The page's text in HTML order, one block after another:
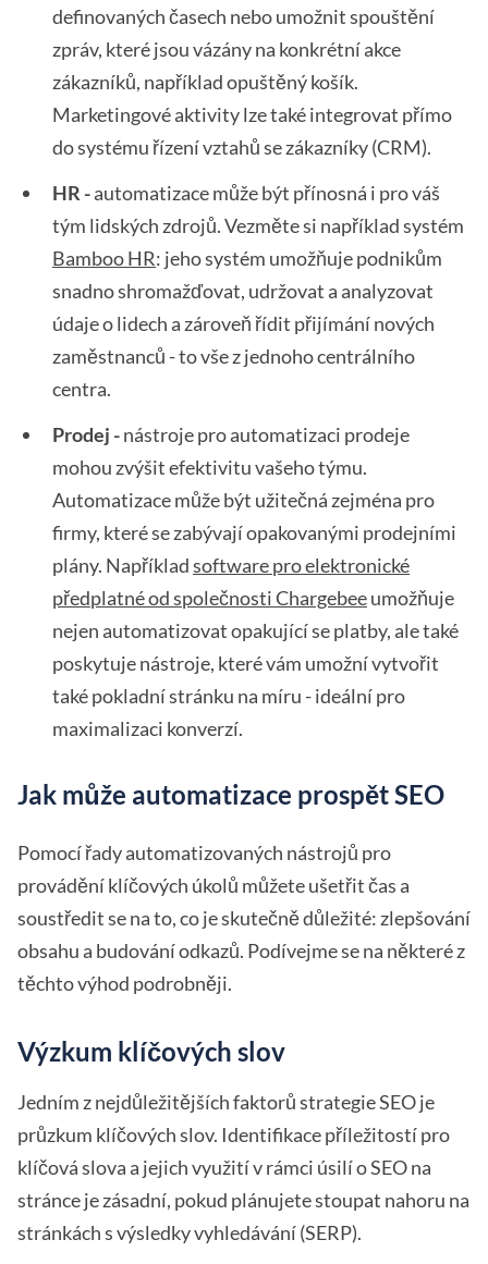
definovaných časech nebo umožnit spouštění
zpráv, které jsou vázány na konkrétní akce
zákazníků, například opuštěný košík.
Marketingové aktivity lze také integrovat přímo
do systému řízení vztahů se zákazníky (CRM).
HR -automatizace může být přínosná i pro váš
tým lidských zdrojů. Vezměte si například systém
Bamboo HR: jeho systém umožňuje podnikům
snadno shromažďovat, udržovat a analyzovat
údaje o lidech a zároveň řídit přijímání nových
zaměstnanců - to vše z jednoho centrálního
centra.
Prodej -nástroje pro automatizaci prodeje
mohou zvýšit efektivitu vašeho týmu.
Automatizace může být užitečná zejména pro
firmy, které se zabývají opakovanými prodejními
plány. Napříkladsoftware pro elektronické
předplatné od společnosti Chargebeeumožňuje
nejen automatizovat opakující se platby, ale také
poskytuje nástroje, které vám umožní vytvořit
také pokladní stránku na míru - ideální pro
maximalizaci konverzí.
Jak může automatizace prospět SEO
Pomocí řady automatizovaných nástrojů pro
provádění klíčových úkolů můžete ušetřit čas a
soustředit se na to, co je skutečně důležité: zlepšování
obsahu a budování odkazů. Podívejme se na některé z
těchto výhod podrobněji.
Výzkum klíčových slov
Jedním z nejdůležitějších faktorů strategie SEO je
průzkum klíčových slov. Identifikace příležitostí pro
klíčová slova a jejich využití v rámci úsilí o SEO na
stránce je zásadní, pokud plánujete stoupat nahoru na
stránkách s výsledky vyhledávání (SERP).